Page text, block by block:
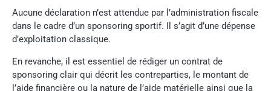
Aucune déclaration n’est attendue par l’administration fiscale
dans le cadre d’un sponsoring sportif. Il s’agit d’une dépense
d’exploitation classique.
En revanche, il est essentiel de rédiger un contrat de
sponsoring clair qui décrit les contreparties, le montant de
l’aide financière ou la nature de l’aide matérielle ainsi que la